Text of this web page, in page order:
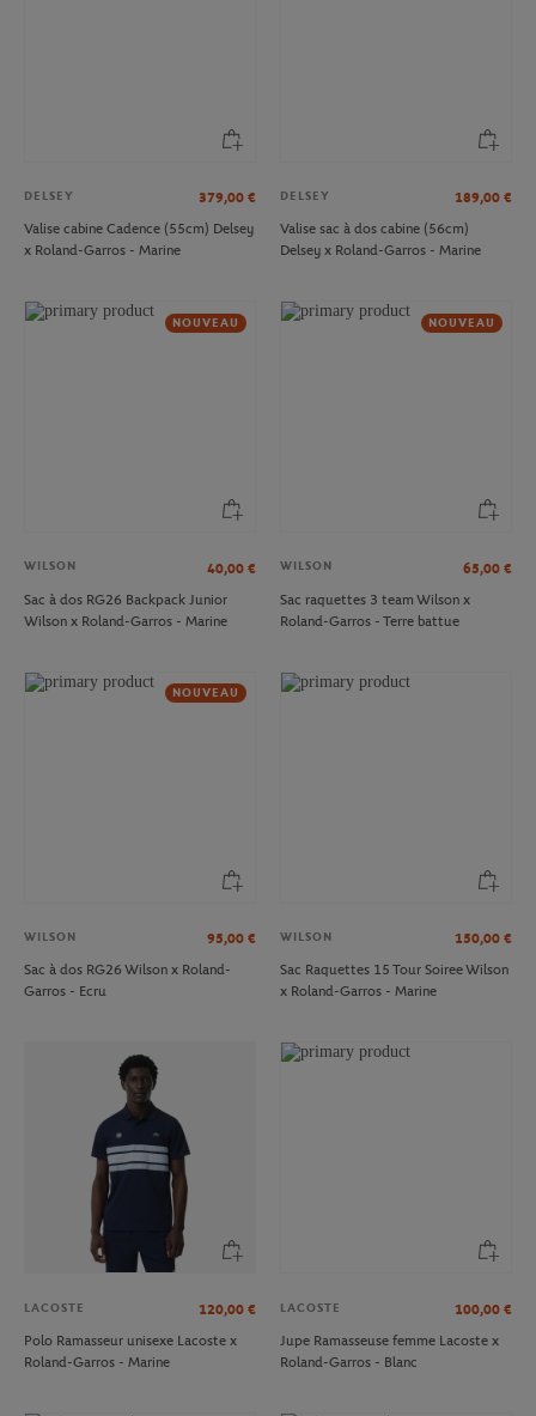
DELSEY 379,00 €
Valise cabine Cadence (55cm) Delsey
x Roland-Garros - Marine
DELSEY 189,00 €
Valise sac à dos cabine (56cm)
Delsey x Roland-Garros - Marine
NOUVEAU
WILSON 40,00 €
Sac à dos RG26 Backpack Junior
Wilson x Roland-Garros - Marine
NOUVEAU
WILSON 65,00 €
Sac raquettes 3 team Wilson x
Roland-Garros - Terre battue
NOUVEAU
WILSON 95,00 €
Sac à dos RG26 Wilson x Roland-
Garros - Ecru
WILSON 150,00 €
Sac Raquettes 15 Tour Soiree Wilson
x Roland-Garros - Marine
LACOSTE 120,00 €
Polo Ramasseur unisexe Lacoste x
Roland-Garros - Marine
LACOSTE 100,00 €
Jupe Ramasseuse femme Lacoste x
Roland-Garros - Blanc